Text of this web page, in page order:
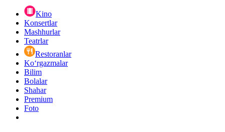
Kino
Konsertlar
Mashhurlar
Teatrlar
Restoranlar
Ko‘rgazmalar
Bilim
Bolalar
Shahar
Premium
Foto